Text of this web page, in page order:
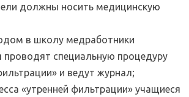
должны носить медицинскую
в школу медработники
проводят специальную процедуру
и ведут журнал;
«утренней фильтрации» учащиеся